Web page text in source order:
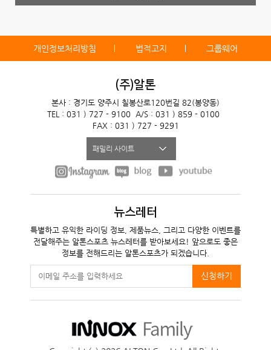
개인정보처리방침 법적고지 그룹웨어
(주)알톤
본사 : 경기도 양주시 칠봉산로120번길 82(봉양동)
TEL : 031 ) 727 - 9100
A/S : 031 ) 859 - 0100
FAX : 031 ) 727 - 9291
패밀리 사이트
뉴스레터
특별하고 유익한 라이딩 정보, 제품뉴스, 그리고 다양한 이벤트를
전달해주는 알톤스포츠 뉴스레터를 받아보세요! 앞으로도 좋은
정보를 전해드리는 알톤스포츠가 되겠습니다.
신청하기